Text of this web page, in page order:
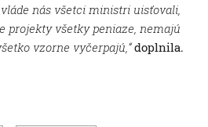
nás všetci ministri uisťovali,
projekty všetky peniaze, nemajú
vzorne vyčerpajú,“doplnila.